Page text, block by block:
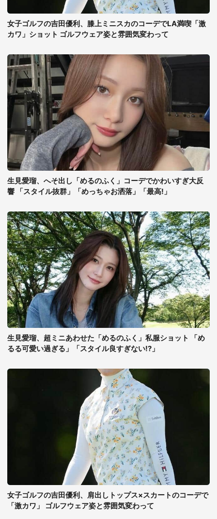
女子ゴルフの吉田優利、膝上ミニスカのコーデでLA満喫「激
カワ」ショット ゴルフウェア姿と雰囲気変わって
生見愛瑠、へそ出し「めるのふく」コーデでかわいすぎ大反
響 「スタイル抜群」「めっちゃお洒落」「最高!」
生見愛瑠、超ミニあわせた「めるのふく」私服ショット 「め
るる可愛い過ぎる」「スタイル良すぎない!?」
女子ゴルフの吉田優利、肩出しトップス×スカートのコーデで
「激カワ」 ゴルフウェア姿と雰囲気変わって